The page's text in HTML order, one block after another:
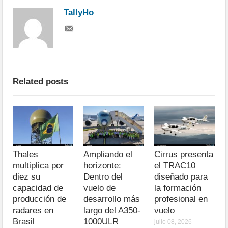
TallyHo
Related posts
Thales
multiplica por
diez su
capacidad de
producción de
radares en
Brasil
Ampliando el
horizonte:
Dentro del
vuelo de
desarrollo más
largo del A350-
1000ULR
Cirrus presenta
el TRAC10
diseñado para
la formación
profesional en
vuelo
julio 08, 2026